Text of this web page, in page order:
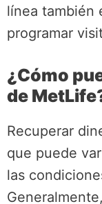
línea también
programar
¿Cómo
de
Recuperar
que puede
las